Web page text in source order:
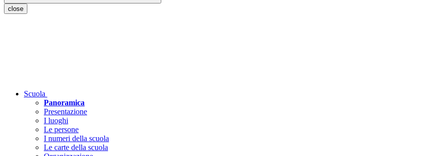
close
Scuola
Panoramica
Presentazione
I luoghi
Le persone
I numeri della scuola
Le carte della scuola